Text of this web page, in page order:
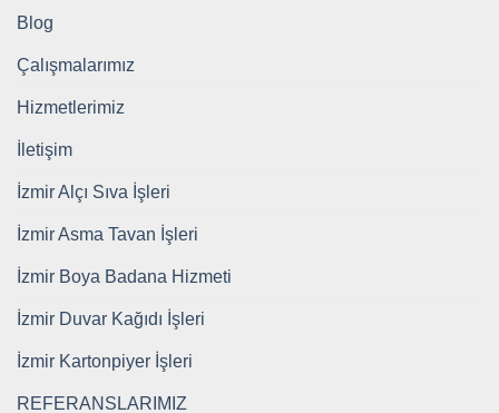
Blog
Çalışmalarımız
Hizmetlerimiz
İletişim
İzmir Alçı Sıva İşleri
İzmir Asma Tavan İşleri
İzmir Boya Badana Hizmeti
İzmir Duvar Kağıdı İşleri
İzmir Kartonpiyer İşleri
REFERANSLARIMIZ